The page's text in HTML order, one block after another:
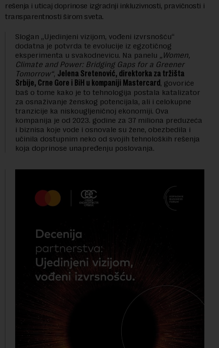
rešenja i uticaj doprinose izgradnji inkluzivnosti, pravičnosti i
transparentnosti širom sveta.
Slogan „Ujedinjeni vizijom, vođeni izvrsnošću“
dodatna je potvrda te evolucije iz egzotičnog
eksperimenta u svakodnevicu. Na panelu „Women,
Climate and Power: Bridging Gaps for a Greener
Tomorrow“, Jelena Sretenović, direktorka za tržišta
Srbije, Crne Gore i BiH u kompaniji Mastercard, govoriće
baš o tome kako je to tehnologija postala katalizator
za osnaživanje ženskog potencijala, ali i celokupne
tranzicije ka niskougljeničnoj ekonomiji. Ova
kompanija je od 2023. godine za 37 miliona preduzeća
i biznisa koje vode i osnovale su žene, obezbedila i
učinila dostupnim neko od svojih tehnoloških rešenja
koja doprinose unapređenju poslovanja.